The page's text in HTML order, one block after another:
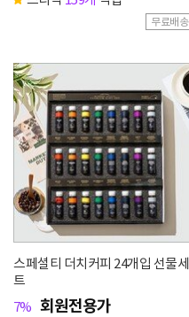
무료배송
스페셜티 더치커피 24개입 선물세
트
7% 회원전용가